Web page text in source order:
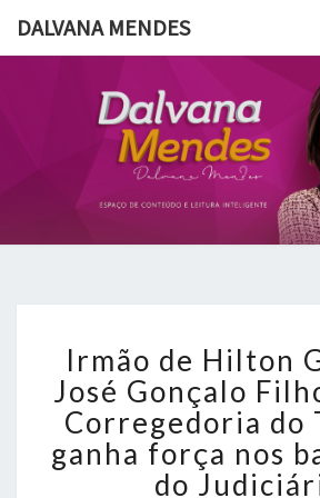
DALVANA MENDES
Espaço
E
de
Hilton
José
Filho
Irmão de Hilton
José Gonçalo
Corregedoria do
ganha força nos
do